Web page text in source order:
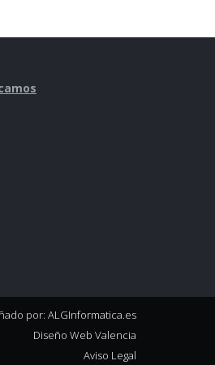
por: ALGInformatica.es
Diseño Web Valencia
Aviso Legal